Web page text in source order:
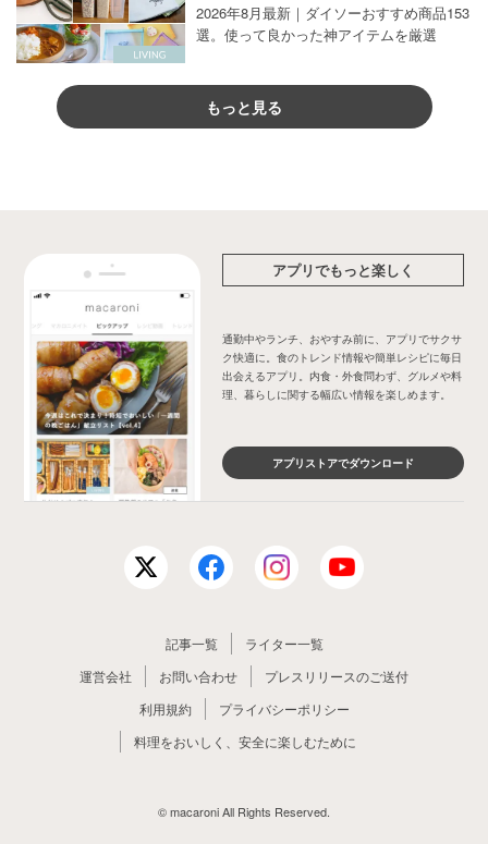
2026年8月最新｜ダイソーおすすめ商品153
選。使って良かった神アイテムを厳選
もっと見る
アプリでもっと楽しく
通勤中やランチ、おやすみ前に、アプリでサクサ
ク快適に。食のトレンド情報や簡単レシピに毎日
出会えるアプリ。内食・外食問わず、グルメや料
理、暮らしに関する幅広い情報を楽しめます。
アプリストアでダウンロード
記事一覧
ライター一覧
運営会社
お問い合わせ
プレスリリースのご送付
利用規約
プライバシーポリシー
料理をおいしく、安全に楽しむために
© macaroni All Rights Reserved.